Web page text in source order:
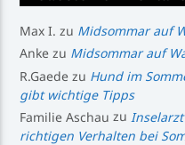
Max I. zu Midsommar auf
Anke zu Midsommar auf
R.Gaede zu Hund im
gibt wichtige Tipps
Familie Aschau zu
richtigen Verhalten bei